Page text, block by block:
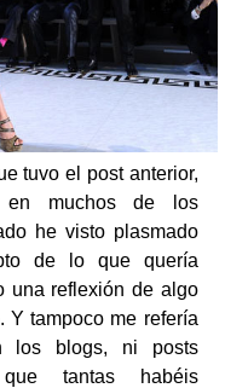
tuvo el post anterior,
muchos de los
he visto plasmado
de lo que quería
una reflexión de algo
Y tampoco me refería
los blogs, ni posts
tantas habéis